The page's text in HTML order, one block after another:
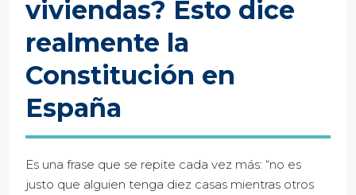
viviendas? Esto dice
realmente la
Constitución en
España
Es una frase que se repite cada vez más: “no es
justo que alguien tenga diez casas mientras otros